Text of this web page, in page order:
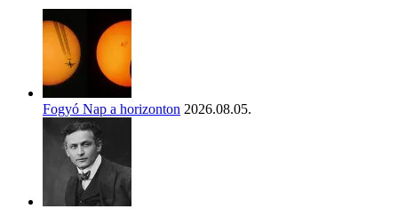
Fogyó Nap a horizonton 2026.08.05.